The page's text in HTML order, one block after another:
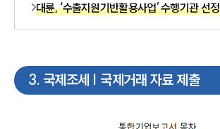
대륜, ‘수출지원기반활용사업’ 수행기관 선정
3. 국제조세 | 국제거래 자료 제출